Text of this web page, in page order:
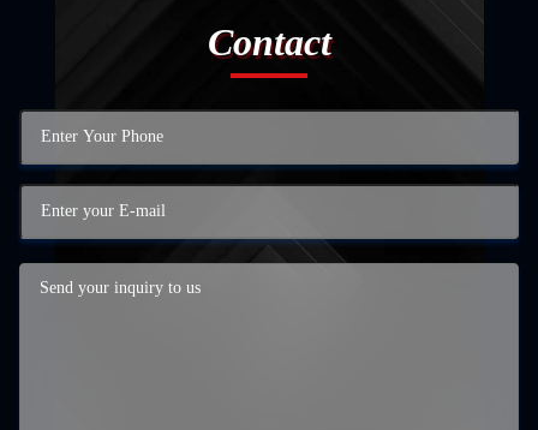
Contact